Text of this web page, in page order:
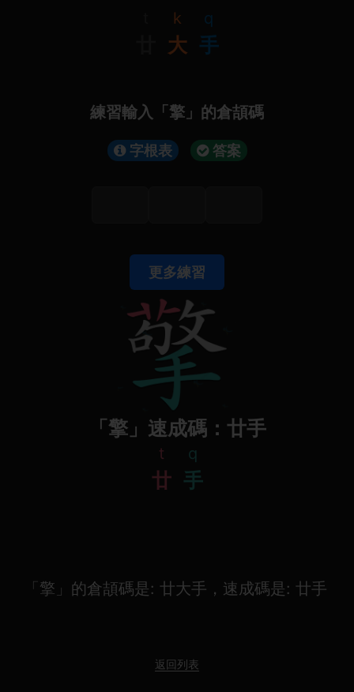
k
大
q
手
練習輸入「擎」的倉頡碼
字根表 答案
更多練習
「擎」速成碼：廿手
t
廿
q
手
「擎」的倉頡碼是: 廿大手，速成碼是: 廿手
返回列表